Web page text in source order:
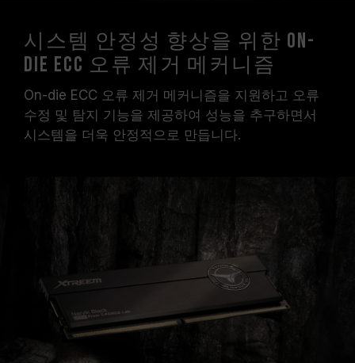
시스템 안정성 향상을 위한 On-
Die ECC 오류 제거 메커니즘
On-die ECC 오류 제거 메커니즘을 지원하고 오류
수정 및 탐지 기능을 제공하여 성능을 추구하면서
시스템을 더욱 안정적으로 만듭니다.